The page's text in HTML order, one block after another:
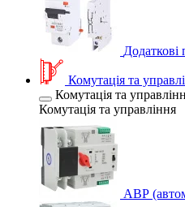
Додаткові
Комутація та
Комутація та
Комутація та управління
АВР